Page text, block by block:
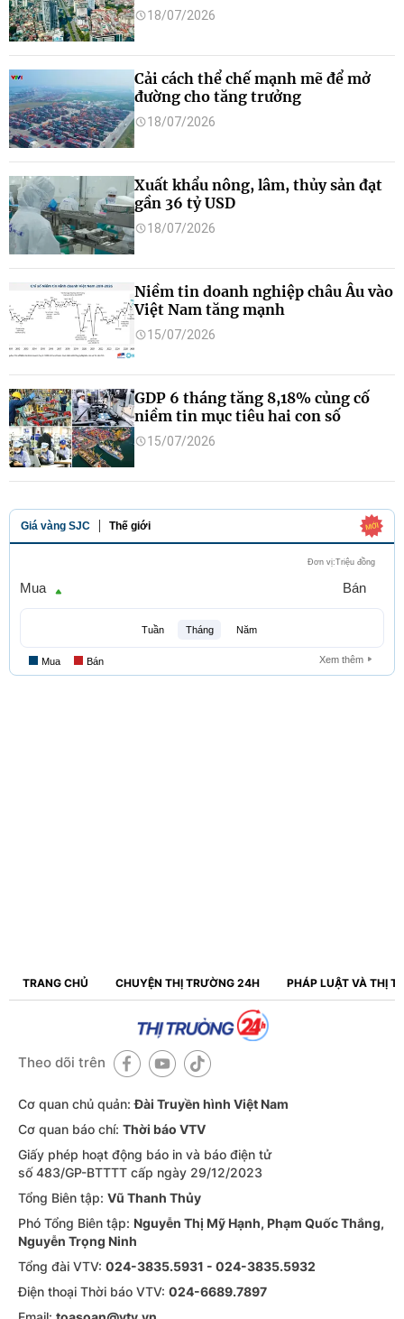
18/07/2026
Cải cách thể chế mạnh mẽ để mở
đường cho tăng trưởng
18/07/2026
Xuất khẩu nông, lâm, thủy sản đạt
gần 36 tỷ USD
18/07/2026
Niềm tin doanh nghiệp châu Âu vào
Việt Nam tăng mạnh
15/07/2026
GDP 6 tháng tăng 8,18% củng cố
niềm tin mục tiêu hai con số
15/07/2026
TRANG CHỦ CHUYỆN THỊ TRƯỜNG 24H PHÁP LUẬT VÀ THỊ
Theo dõi trên
Cơ quan chủ quản:Đài Truyền hình Việt Nam
Cơ quan báo chí: Thời báo VTV
Giấy phép hoạt động báo in và báo điện tử
số 483/GP-BTTTT cấp ngày 29/12/2023
Tổng Biên tập: Vũ Thanh Thủy
Phó Tổng Biên tập: Nguyễn Thị Mỹ Hạnh, Phạm Quốc Thắng,
Nguyễn Trọng Ninh
Tổng đài VTV: 024-3835.5931 - 024-3835.5932
Ðiện thoại Thời báo VTV: 024-6689.7897